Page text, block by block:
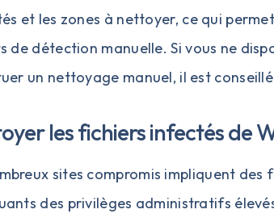
et les zones à nettoyer, ce qui
de détection manuelle. Si vous ne
un nettoyage manuel, il est
les fichiers infectés de
sites compromis impliquent
des privilèges administratifs